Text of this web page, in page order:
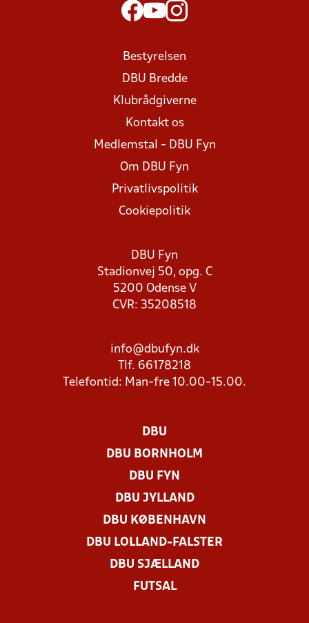
Bestyrelsen
DBU Bredde
Klubrådgiverne
Kontakt os
Medlemstal - DBU Fyn
Om DBU Fyn
Privatlivspolitik
Cookiepolitik
DBU Fyn
Stadionvej 50, opg. C
5200 Odense V
CVR: 35208518
info@dbufyn.dk
Tlf. 66178218
Telefontid: Man-fre 10.00-15.00.
DBU
DBU BORNHOLM
DBU FYN
DBU JYLLAND
DBU KØBENHAVN
DBU LOLLAND-FALSTER
DBU SJÆLLAND
FUTSAL